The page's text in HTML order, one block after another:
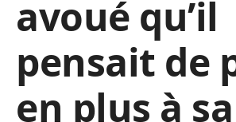
avoué qu’il
pensait de
en plus à